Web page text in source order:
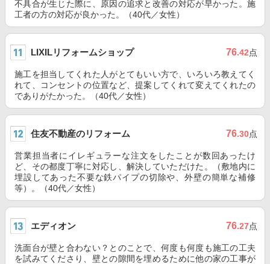
不具合が生じた際に、原因の追求と改善の対応が早かった。施
工者の方の対応が良かった。（40代／女性）
LIXILリフォームショップ 76.42点
施工を担当してくれた人がとてもいい方で、いろいろ教えてく
れて、コンセントの位置など、提案してくれて変えてくれたの
でありがたかった。（40代／女性）
住友不動産のリフォーム 76.30点
営業担当者にイレギュラーな注文をしたことが数回あったけ
ど、その都度丁寧に対応し、解決していただけた。（敷地内に
埋設してあった不要な鉄パイプの切除や、外壁の簡単な補修
等）。（40代／女性）
エディオン 76.27点
洗面台が壁と合わない？とのことで、何度も何度も施工の工夫
を試みてくださり、壁との隙間を埋めるために他の家の工事が